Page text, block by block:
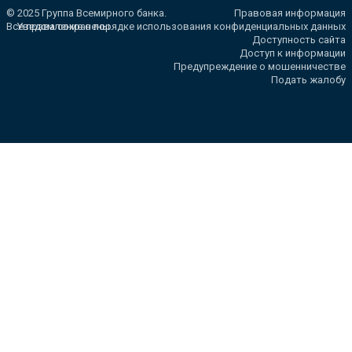
© 2025 Группа Всемирного банка.
Все права сохранены.
Правовая информация
Уведомление о порядке использования конфиденциальных данных
Доступность сайта
Доступ к информации
Предупреждение о мошенничестве
Подать жалобу